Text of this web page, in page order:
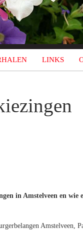
LINKS
in Amstelveen en wie
Amstelveen,